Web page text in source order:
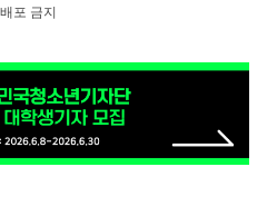
배포 금지